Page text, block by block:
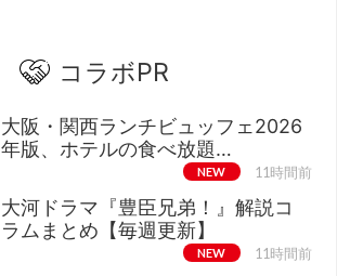
コラボPR
大阪・関西ランチビュッフェ2026
年版、ホテルの食べ放題…
NEW 11時間前
大河ドラマ『豊臣兄弟！』解説コ
ラムまとめ【毎週更新】
NEW 11時間前